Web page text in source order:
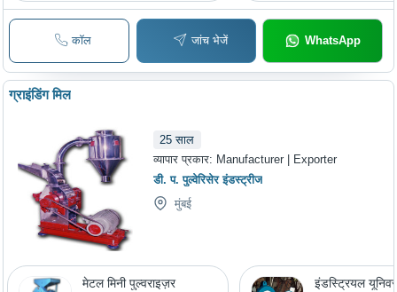
कॉल जांच भेजें WhatsApp
ग्राइंडिंग मिल
25 साल
व्यापार प्रकार: Manufacturer | Exporter
डी. प. पुल्वेरिसेर इंडस्ट्रीज
मुंबई
मेटल मिनी पुल्वराइज़र इंडस्ट्रियल